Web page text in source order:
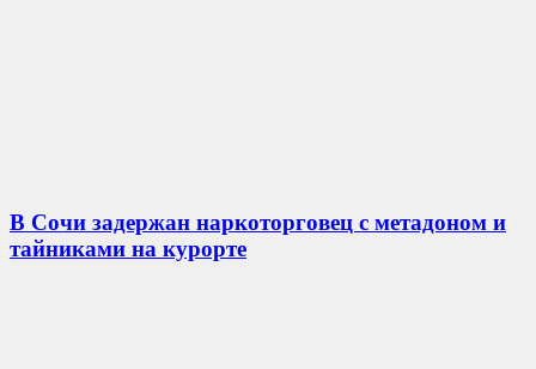
В Сочи задержан наркоторговец с метадоном и
тайниками на курорте